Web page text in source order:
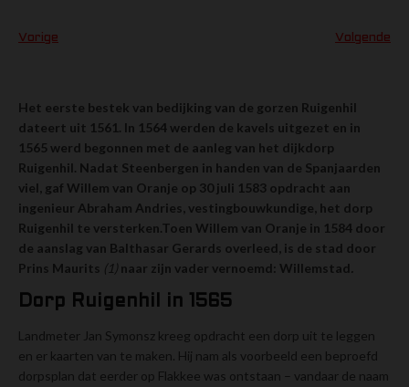
Vorige Volgende
Het eerste bestek van bedijking van de gorzen Ruigenhil
dateert uit 1561. In 1564 werden de kavels uitgezet en in
1565 werd begonnen met de aanleg van het dijkdorp
Ruigenhil. Nadat Steenbergen in handen van de Spanjaarden
viel, gaf Willem van Oranje op 30 juli 1583 opdracht aan
ingenieur Abraham Andries, vestingbouwkundige, het dorp
Ruigenhil te versterken.Toen Willem van Oranje in 1584 door
de aanslag van Balthasar Gerards overleed, is de stad door
Prins Maurits (1) naar zijn vader vernoemd: Willemstad
Dorp Ruigenhil in 1565
Landmeter Jan Symonsz kreeg opdracht een dorp uit te leggen
en er kaarten van te maken. Hij nam als voorbeeld een beproefd
dorpsplan dat eerder op Flakkee was ontstaan – vandaar de naam